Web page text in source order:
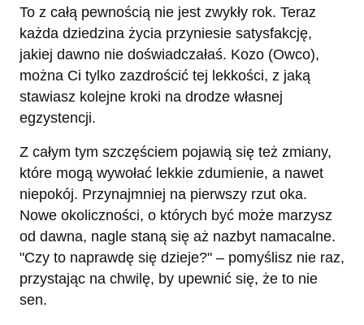
To z całą pewnością nie jest zwykły rok. Teraz
każda dziedzina życia przyniesie satysfakcję,
jakiej dawno nie doświadczałaś. Kozo (Owco),
można Ci tylko zazdrościć tej lekkości, z jaką
stawiasz kolejne kroki na drodze własnej
egzystencji.
Z całym tym szczęściem pojawią się też zmiany,
które mogą wywołać lekkie zdumienie, a nawet
niepokój. Przynajmniej na pierwszy rzut oka.
Nowe okoliczności, o których być może marzysz
od dawna, nagle staną się aż nazbyt namacalne.
"Czy to naprawdę się dzieje?" – pomyślisz nie raz,
przystając na chwilę, by upewnić się, że to nie
sen.